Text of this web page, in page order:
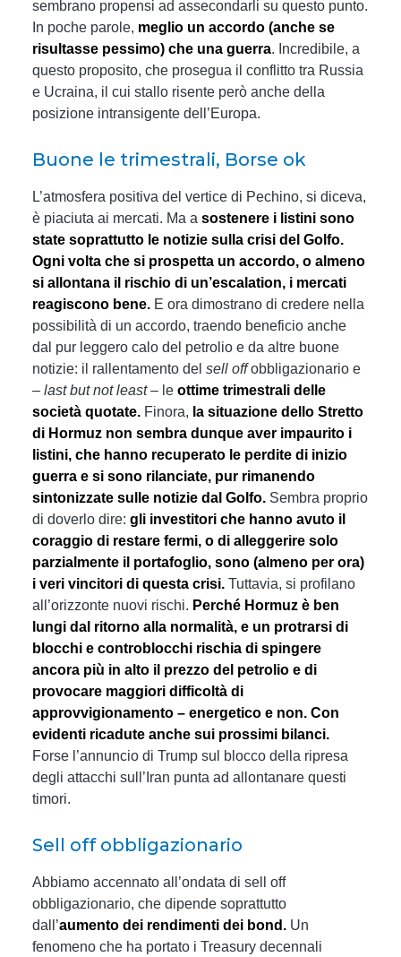
sembrano propensi ad assecondarli su questo punto.
In poche parole, meglio un accordo (anche se
risultasse pessimo) che una guerra. Incredibile, a
questo proposito, che prosegua il conflitto tra Russia
e Ucraina, il cui stallo risente però anche della
posizione intransigente dell’Europa.
Buone le trimestrali, Borse ok
L’atmosfera positiva del vertice di Pechino, si diceva,
è piaciuta ai mercati. Ma a sostenere i listini sono
state soprattutto le notizie sulla crisi del Golfo.
Ogni volta che si prospetta un accordo, o almeno
si allontana il rischio di un’escalation, i mercati
reagiscono bene. E ora dimostrano di credere nella
possibilità di un accordo, traendo beneficio anche
dal pur leggero calo del petrolio e da altre buone
notizie: il rallentamento del sell offobbligazionario e
– last but not least– le ottime trimestrali delle
società quotate. Finora, la situazione dello Stretto
di Hormuz non sembra dunque aver impaurito i
listini, che hanno recuperato le perdite di inizio
guerra e si sono rilanciate, pur rimanendo
sintonizzate sulle notizie dal Golfo. Sembra proprio
di doverlo dire: gli investitori che hanno avuto il
coraggio di restare fermi, o di alleggerire solo
parzialmente il portafoglio, sono (almeno per ora)
i veri vincitori di questa crisi. Tuttavia, si profilano
all’orizzonte nuovi rischi. Perché Hormuz è ben
lungi dal ritorno alla normalità, e un protrarsi di
blocchi e controblocchi rischia di spingere
ancora più in alto il prezzo del petrolio e di
provocare maggiori difficoltà di
approvvigionamento – energetico e non. Con
evidenti ricadute anche sui prossimi bilanci.
Forse l’annuncio di Trump sul blocco della ripresa
degli attacchi sull’Iran punta ad allontanare questi
timori.
Sell off obbligazionario
Abbiamo accennato all’ondata di sell off
obbligazionario, che dipende soprattutto
dall’aumento dei rendimenti dei bond. Un
fenomeno che ha portato i Treasury decennali